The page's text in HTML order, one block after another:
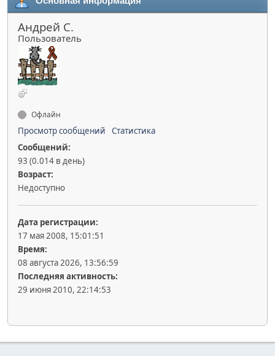
Андрей С.
Пользователь
Офлайн
Просмотр сообщений
Статистика
Сообщений:
93 (0.014 в день)
Возраст:
Недоступно
Дата регистрации:
17 мая 2008, 15:01:51
Время:
08 августа 2026, 13:56:59
Последняя активность:
29 июня 2010, 22:14:53